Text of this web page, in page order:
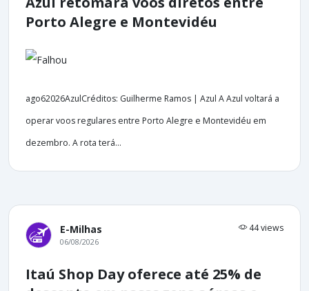
Porto Alegre e Montevidéu
ago62026AzulCréditos: Guilherme Ramos | Azul A Azul voltará a
operar voos regulares entre Porto Alegre e Montevidéu em
dezembro. A rota terá...
E-Milhas 44 views
06/08/2026
Itaú Shop Day oferece até 25% de